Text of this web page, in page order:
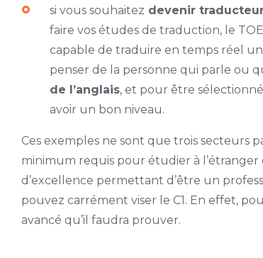
si vous souhaitez devenir
faire vos études de traduction, le
capable de traduire en temps réel
penser de la personne qui parle ou
de l’anglais, et pour être
avoir un bon niveau.
Ces exemples ne sont que trois secteurs
minimum requis pour étudier à l’étranger
d’excellence permettant d’être un
pouvez carrément viser le C1. En effet,
avancé qu’il faudra prouver.